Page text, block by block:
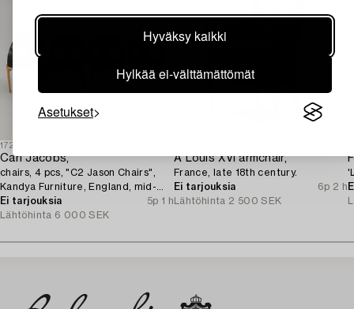
Hyväksy kaikki
Hylkää ei-välttämättömät
Asetukset
1726659
Carl Jacobs,
chairs, 4 pcs, "C2 Jason Chairs",
Kandya Furniture, England, mid-
20th century.
Ei tarjouksia
5p 1 h
Lähtöhinta 6 000 SEK
A Louis XVI armchair,
France, late 18th century.
Ei tarjouksia
6p 2 h
Lähtöhinta 2 500 SEK